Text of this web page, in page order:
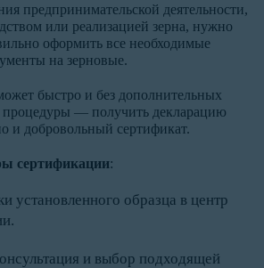
предпринимательской деятельности,
или реализацией зерна, нужно
оформить все необходимые
на зерновые.
быстро и без дополнительных
процедуры — получить декларацию
и добровольный сертификат.
сертификации:
установленного образца в центр
и выбор подходящей